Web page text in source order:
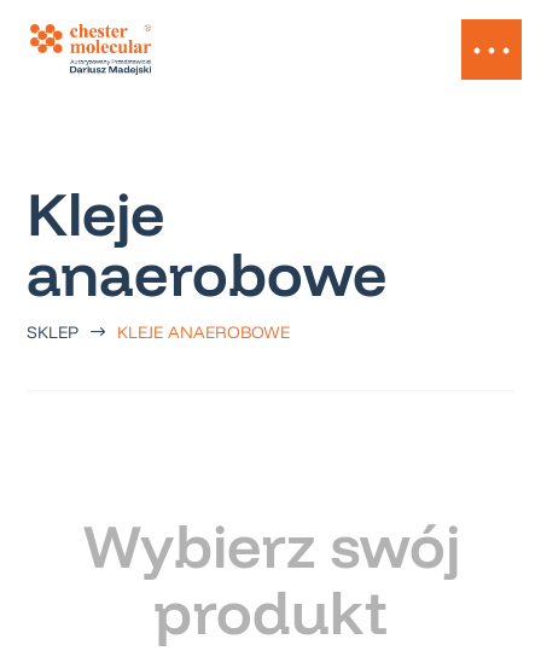
Kleje
anaerobowe
SKLEP $ KLEJE ANAEROBOWE
Wybierz swój
produkt